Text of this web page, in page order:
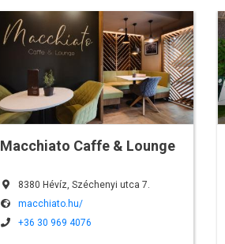
Macchiato Caffe & Lounge
8380 Hévíz, Széchenyi utca 7.
macchiato.hu/
+36 30 969 4076